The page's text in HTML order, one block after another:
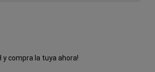
y compra la tuya ahora!